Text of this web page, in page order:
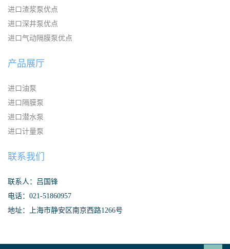
进口渣浆泵优点
进口深井泵优点
进口气动隔膜泵优点
产品展厅
进口油泵
进口隔膜泵
进口潜水泵
进口计量泵
联系我们
联系人：吕国锋
电话：021-51860957
地址：上海市静安区南京西路1266号